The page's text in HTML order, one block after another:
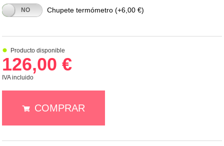
NO Chupete termómetro (+6,00 €)
Producto disponible
126,00 €
IVA incluido
COMPRAR